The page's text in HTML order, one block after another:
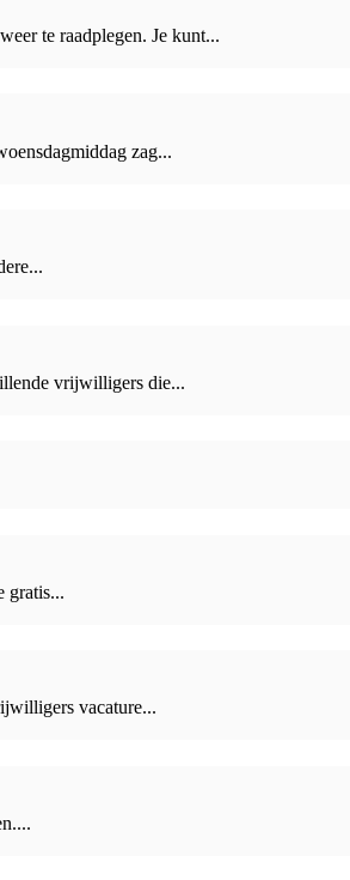
te raadplegen. Je kunt...
zag...
vrijwilligers die...
gratis...
vacature...